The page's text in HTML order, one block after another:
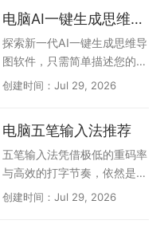
推荐10款。）
e、豆包AI编程、夸克AI编
程、Cursor、CodeGeeX插
件等AI编程工具下载推荐。无
论您是初学者还是专业开发
题。
电脑AI一键生成思维导图软件大全
探索新一代AI一键生成思维导
图软件，只需简单描述您的核
心主题，AI便能即刻为您构建
读书笔记、创意策划、项目规
划还是知识整理，即可智能生
成结构清晰的思维导图，帮您
自动化梳理思路，大幅节省时
间，让创意和逻辑完美结合。
创建时间：Jul 29, 2026
电脑五笔输入法推荐
五笔输入法凭借极低的重码率
与高效的打字节奏，依然是许
多文字工作者和专业人士的首
创建时间：Jul 29, 2026